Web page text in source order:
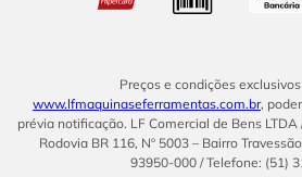
Preços e condições
www.lfmaquinaseferramentas.com.br,
prévia notificação. LF Comercial de Bens LTDA
Rodovia BR 116, Nº 5003 – Bairro
93950-000 / Telefone: (51)